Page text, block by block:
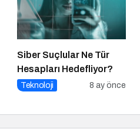
Siber Suçlular Ne Tür
Hesapları Hedefliyor?
Teknoloji 8 ay önce